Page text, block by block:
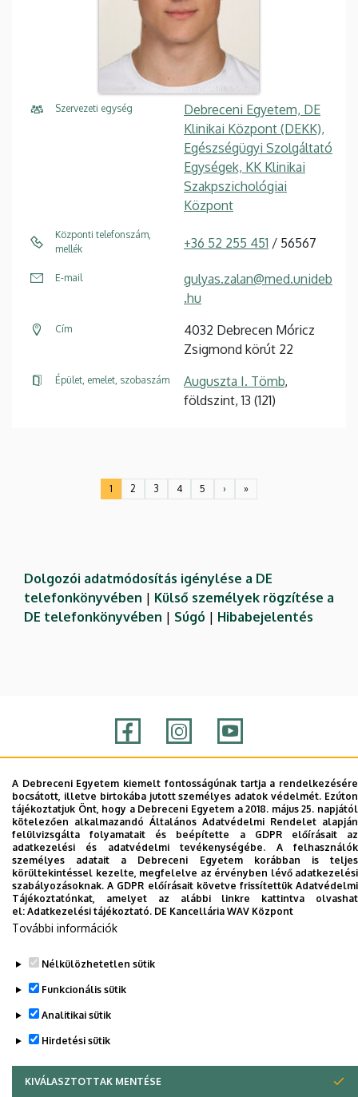
Szervezeti egység
Debreceni Egyetem, DE
Klinikai Központ (DEKK),
Egészségügyi Szolgáltató
Egységek, KK Klinikai
Szakpszichológiai
Központ
Központi telefonszám,
mellék
+36 52 255 451 / 56567
E-mail
gulyas.zalan@med.unideb
.hu
Cím
4032 Debrecen Móricz
Zsigmond körút 22
Épület, emelet, szobaszám Auguszta I. Tömb,
földszint, 13 (121)
Jelenlegi
1
Oldal
2
Oldal
3
Oldal
4
Oldal
5 › »
Dolgozói adatmódosítás igénylése a DE
telefonkönyvében | Külső személyek rögzítése a
DE telefonkönyvében | Súgó | Hibabejelentés
Adatvédelem
Adatvédelem
Szerzői jog © 2026 Unideb
A Debreceni Egyetem kiemelt fontosságúnak tartja a rendelkezésére
bocsátott, illetve birtokába jutott személyes adatok védelmét. Ezúton
tájékoztatjuk Önt, hogy a Debreceni Egyetem a 2018. május 25. napjától
kötelezően alkalmazandó Általános Adatvédelmi Rendelet alapján
felülvizsgálta folyamatait és beépítette a GDPR előírásait az
adatkezelési és adatvédelmi tevékenységébe. A felhasználók
személyes adatait a Debreceni Egyetem korábban is teljes
körültekintéssel kezelte, megfelelve az érvényben lévő adatkezelési
szabályozásoknak. A GDPR előírásait követve frissítettük Adatvédelmi
Tájékoztatónkat, amelyet az alábbi linkre kattintva olvashat
el: Adatkezelési tájékoztató. DE Kancellária WAV Központ
További információk
Nélkülözhetetlen sütik
Funkcionális sütik
Analitikai sütik
Hirdetési sütik
KIVÁLASZTOTTAK MENTÉSE
WITHDRAW CONSENT